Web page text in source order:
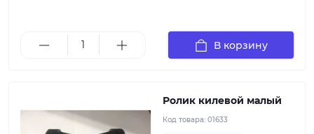
В корзину
Диаметр втулки: 21 мм Длина ролика: 128 мм Высота
ролика: 80 мм
Ролик килевой малый
Код товара: 01633